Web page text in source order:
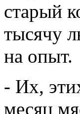
старый
тысячу
на опыт.
- Их,
месяц